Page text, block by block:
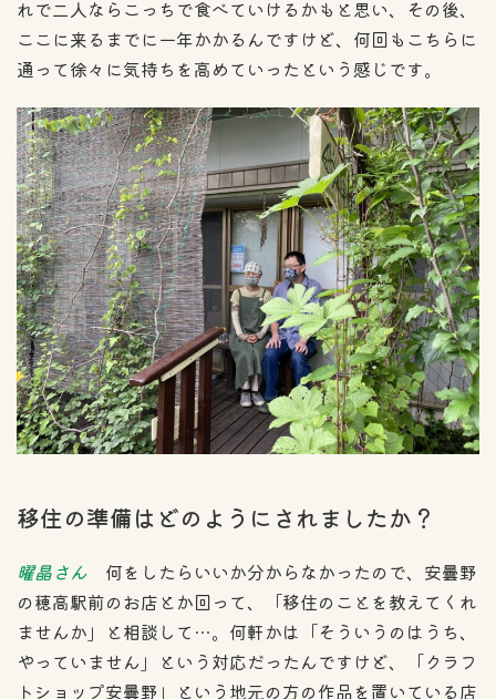
れで二人ならこっちで食べていけるかもと思い、その後、
ここに来るまでに一年かかるんですけど、何回もこちらに
通って徐々に気持ちを高めていったという感じです。
移住の準備はどのようにされましたか？
曜晶さん 何をしたらいいか分からなかったので、安曇野
の穂高駅前のお店とか回って、「移住のことを教えてくれ
ませんか」と相談して…。何軒かは「そういうのはうち、
やっていません」という対応だったんですけど、「クラフ
トショップ安曇野」という地元の方の作品を置いている店